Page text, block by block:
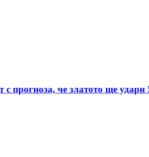
прогноза, че златото ще удари